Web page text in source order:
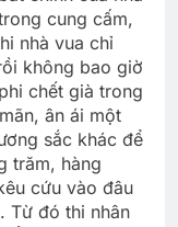
cung cấm,
nhà vua chỉ
không bao giờ
chết già trong
ân ái một
sắc khác để
trăm, hàng
cứu vào đâu
Từ đó thi nhân